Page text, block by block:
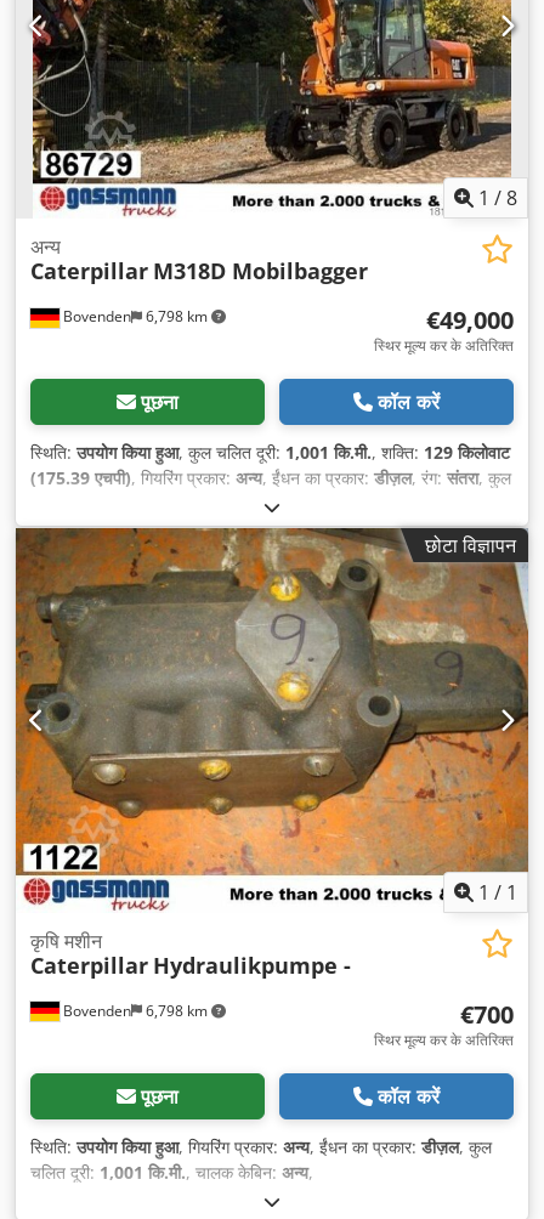
1 /8
Bovenden 6,798 km
अन्य
Caterpillar M318D Mobilbagger
€49,000
स्थिर मूल्य कर के अतिरिक्त
पूछना कॉल करें
स्थिति:उपयोग किया हुआ, कुल चलित दूरी: 1,001 कि.मी., शक्ति: 129 किलोवाट
(175.39 एचपी), गियरिंग प्रकार: अन्य, ईंधन का प्रकार: डीज़ल, रंग: संतरा, कुल
4x4
वर्ष:2011, संचालन के घंटे:12,200 h, चालक केबिन:अन्य, व्हीलबेस:2,600
मिमी
, उपकरण:सभी पहियों की ड्राइव , छोटा विज्ञापन
1 / 1
Bovenden 6,798 km
कृषि मशीन
Caterpillar Hydraulikpumpe -
€700
स्थिर मूल्य कर के अतिरिक्त
पूछना कॉल करें
स्थिति:उपयोग किया हुआ, गियरिंग प्रकार: अन्य, ईंधन का प्रकार:डीज़ल, कुल
चलित दूरी: 1,001 कि.मी., चालक केबिन: अन्य,